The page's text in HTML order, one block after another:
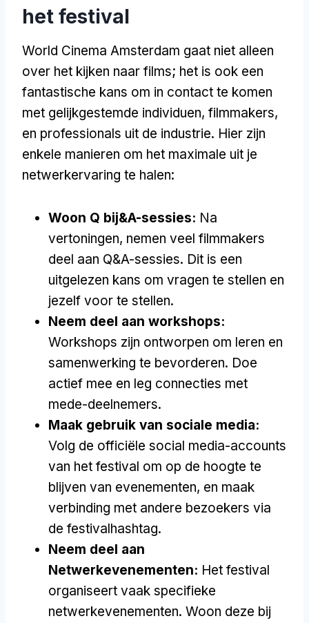
het festival
World Cinema Amsterdam gaat niet alleen
over het kijken naar films; het is ook een
fantastische kans om in contact te komen
met gelijkgestemde individuen, filmmakers,
en professionals uit de industrie. Hier zijn
enkele manieren om het maximale uit je
netwerkervaring te halen:
Woon Q bij&A-sessies: Na
vertoningen, nemen veel filmmakers
deel aan Q&A-sessies. Dit is een
uitgelezen kans om vragen te stellen en
jezelf voor te stellen.
Neem deel aan workshops:
Workshops zijn ontworpen om leren en
samenwerking te bevorderen. Doe
actief mee en leg connecties met
mede-deelnemers.
Maak gebruik van sociale media:
Volg de officiële social media-accounts
van het festival om op de hoogte te
blijven van evenementen, en maak
verbinding met andere bezoekers via
de festivalhashtag.
Neem deel aan
Netwerkevenementen: Het festival
organiseert vaak specifieke
netwerkevenementen. Woon deze bij